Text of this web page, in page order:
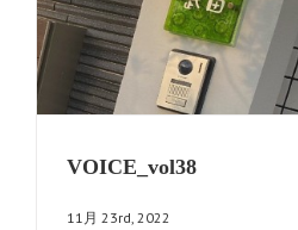
VOICE_vol38
11月 23rd, 2022